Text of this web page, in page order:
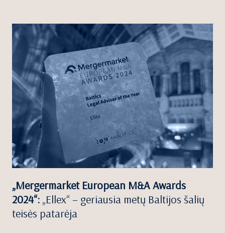
„Mergermarket European M&A Awards
2024“: „Ellex“ – geriausia metų Baltijos šalių
teisės patarėja